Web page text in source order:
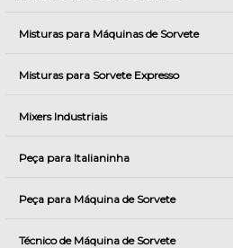
Misturas para Máquinas de Sorvete
Misturas para Sorvete Expresso
Mixers Industriais
Peça para Italianinha
Peça para Máquina de Sorvete
Técnico de Máquina de Sorvete